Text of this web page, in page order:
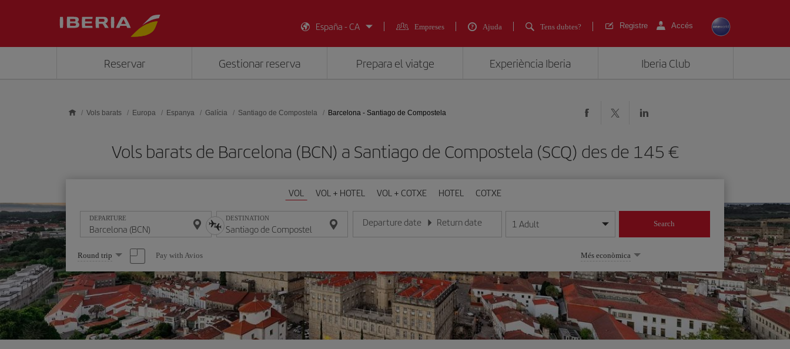
España - CA
Empreses Ajuda Tens dubtes? Registre Accés
Reservar Gestionar reserva Prepara el viatge Experiència Iberia Iberia Club
Vols barats Europa Espanya Galícia Santiago de Compostela Barcelona - Santiago de Compostela
Vols barats de Barcelona (BCN) a Santiago de Compostela (SCQ) des de 145
VOL VOL + HOTEL VOL + COTXE HOTEL COTXE
DEPARTURE DESTINATION Departure date
Introduce la fecha en format dia/mes/any
Return date
Introduce la fecha en format dia/mes/any
1 Adult Search
Select
one
option
Round trip Pay with Avios Més econòmica